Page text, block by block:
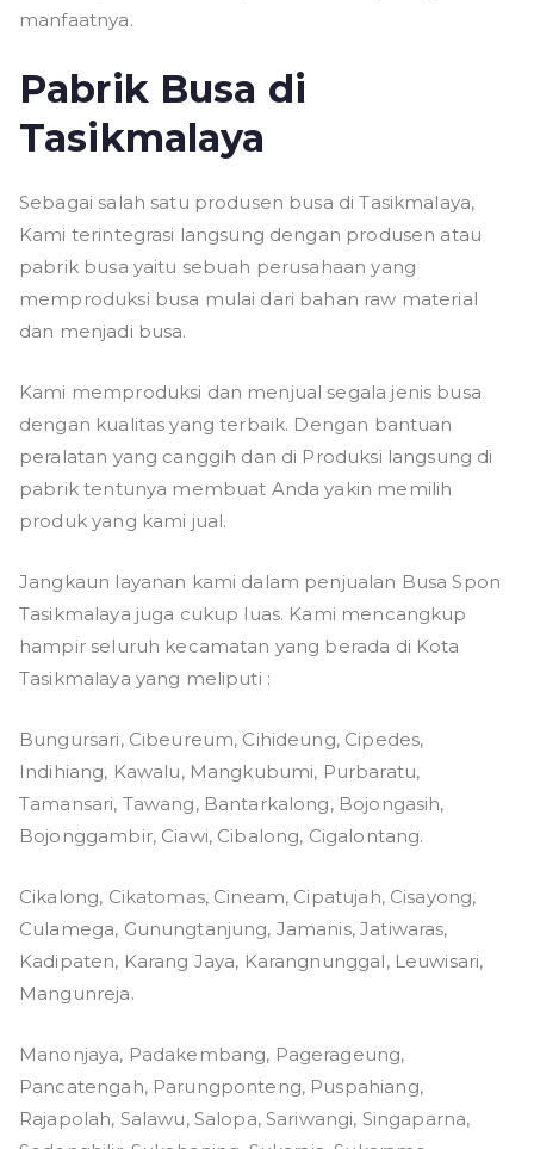
manfaatnya.
Pabrik Busa di
Tasikmalaya
Sebagai salah satu produsen busa di Tasikmalaya,
Kami terintegrasi langsung dengan produsen atau
pabrik busa yaitu sebuah perusahaan yang
memproduksi busa mulai dari bahan raw material
dan menjadi busa.
Kami memproduksi dan menjual segala jenis busa
dengan kualitas yang terbaik. Dengan bantuan
peralatan yang canggih dan di Produksi langsung di
pabrik tentunya membuat Anda yakin memilih
produk yang kami jual.
Jangkaun layanan kami dalam penjualan Busa Spon
Tasikmalaya juga cukup luas. Kami mencangkup
hampir seluruh kecamatan yang berada di Kota
Tasikmalaya yang meliputi :
Bungursari, Cibeureum, Cihideung, Cipedes,
Indihiang, Kawalu, Mangkubumi, Purbaratu,
Tamansari, Tawang, Bantarkalong, Bojongasih,
Bojonggambir, Ciawi, Cibalong, Cigalontang.
Cikalong, Cikatomas, Cineam, Cipatujah, Cisayong,
Culamega, Gunungtanjung, Jamanis, Jatiwaras,
Kadipaten, Karang Jaya, Karangnunggal, Leuwisari,
Mangunreja.
Manonjaya, Padakembang, Pagerageung,
Pancatengah, Parungponteng, Puspahiang,
Rajapolah, Salawu, Salopa, Sariwangi, Singaparna,